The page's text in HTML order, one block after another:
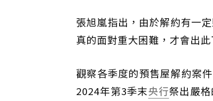
張旭嵐指出，由於解約有一
真的面對重大困難，才會出此
觀察各季度的預售屋解約案
2024年第3季末央行祭出嚴